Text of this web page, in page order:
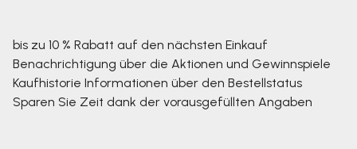
bis zu 10 % Rabatt auf den nächsten Einkauf
Benachrichtigung über die Aktionen und Gewinnspiele
Kaufhistorie Informationen über den Bestellstatus
Sparen Sie Zeit dank der vorausgefüllten Angaben